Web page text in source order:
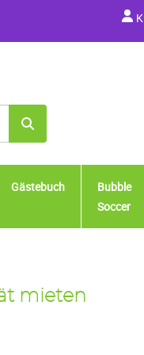
Gästebuch
Bubble
Soccer
mieten